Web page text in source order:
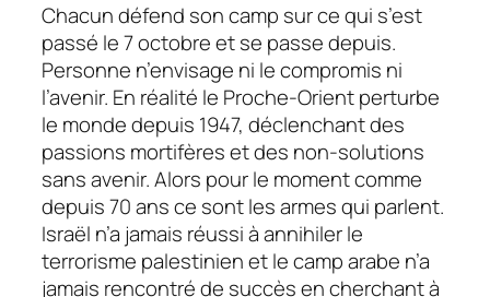
Chacun défend son camp sur ce qui s’est
passé le 7 octobre et se passe depuis.
Personne n’envisage ni le compromis ni
l’avenir. En réalité le Proche-Orient perturbe
le monde depuis 1947, déclenchant des
passions mortifères et des non-solutions
sans avenir. Alors pour le moment comme
depuis 70 ans ce sont les armes qui parlent.
Israël n’a jamais réussi à annihiler le
terrorisme palestinien et le camp arabe n’a
jamais rencontré de succès en cherchant à